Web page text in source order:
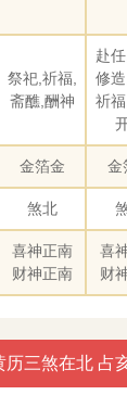
祭祀,祈福,
斋醮,酬神
赴
修
祈
金箔金 金
煞北
喜神正南
财神正南
喜
财
三煞在北 占